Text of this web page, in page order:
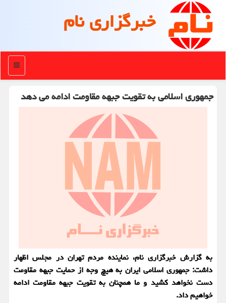
خبرگزاری نام
منو
جمهوری اسلامی به تقویت جبهه مقاومت ادامه می دهد
به گزارش خبرگزاری نام، نماینده مردم تهران در مجلس اظهار
داشت: جمهوری اسلامی ایران به هیچ وجه از حمایت جبهه مقاومت
دست نخواهد کشید و ما همچنان به تقویت جبهه مقاومت ادامه
خواهیم داد.